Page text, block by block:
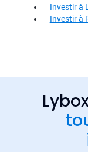
Investir à
Investir à